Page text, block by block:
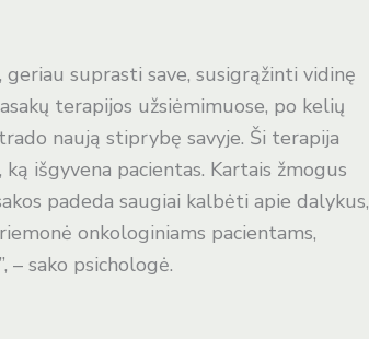
suprasti save, susigrąžinti vidinę
terapijos užsiėmimuose, po kelių
naują stiprybę savyje. Ši terapija
išgyvena pacientas. Kartais žmogus
padeda saugiai kalbėti apie dalykus,
onkologiniams pacientams,
sako psichologė.